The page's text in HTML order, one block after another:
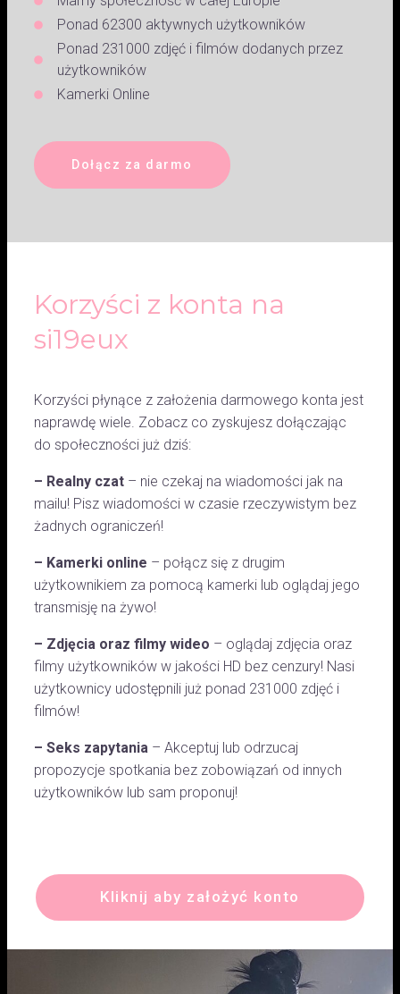
Ponad 62300 aktywnych użytkowników
Ponad 231000 zdjęć i filmów dodanych przez
użytkowników
Kamerki Online
Dołącz za darmo
Korzyści z konta na
si19eux
Korzyści płynące z założenia darmowego konta jest
naprawdę wiele. Zobacz co zyskujesz dołączając
do społeczności już dziś:
– Realny czat – nie czekaj na wiadomości jak na
mailu! Pisz wiadomości w czasie rzeczywistym bez
żadnych ograniczeń!
– Kamerki online – połącz się z drugim
użytkownikiem za pomocą kamerki lub oglądaj jego
transmisję na żywo!
– Zdjęcia oraz filmy wideo – oglądaj zdjęcia oraz
filmy użytkowników w jakości HD bez cenzury! Nasi
użytkownicy udostępnili już ponad 231000 zdjęć i
filmów!
– Seks zapytania – Akceptuj lub odrzucaj
propozycje spotkania bez zobowiązań od innych
użytkowników lub sam proponuj!
Kliknij aby założyć konto